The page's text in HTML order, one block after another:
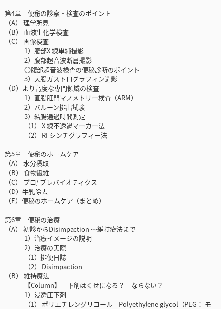
第4章 便秘の診察・検査のポイント
（A） 理学所見
（B） 血液生化学検査
（C） 画像検査
1）腹部X 線単純撮影
2）腹部超音波断層撮影
〇腹部超音波検査の便秘診断のポイント
3）大腸ガストログラフィン造影
（D）より高度な専門領域の検査
1）直腸肛門マノメトリー検査（ARM）
2）バルーン排出試験
3）結腸通過時間測定
（1） X 線不透過マーカー法
（2） RI シンチグラフィー法
第5章 便秘のホームケア
（A） 水分摂取
（B） 食物繊維
（C） プロ/ プレバイオティクス
（D）牛乳除去
（E）便秘のホームケア（まとめ）
第6章 便秘の治療
（A） 初診からDisimpaction 〜維持療法まで
1）治療イメージの説明
2）治療の実際
（1）排便日誌
（2） Disimpaction
（B） 維持療法
【Column】 下剤はくせになる？ ならない？
1）浸透圧下剤
（1） ポリエチレングリコール Polyethylene glycol（PEG： モ